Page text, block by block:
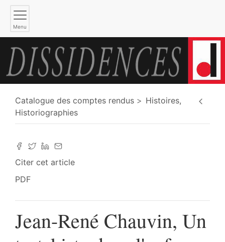
Menu
Catalogue des comptes rendus
Histoires,
Historiographies
Citer cet article
PDF
Jean-René Chauvin, Un